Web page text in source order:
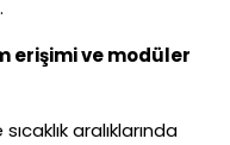
erişimi ve modüler
aralıklarında